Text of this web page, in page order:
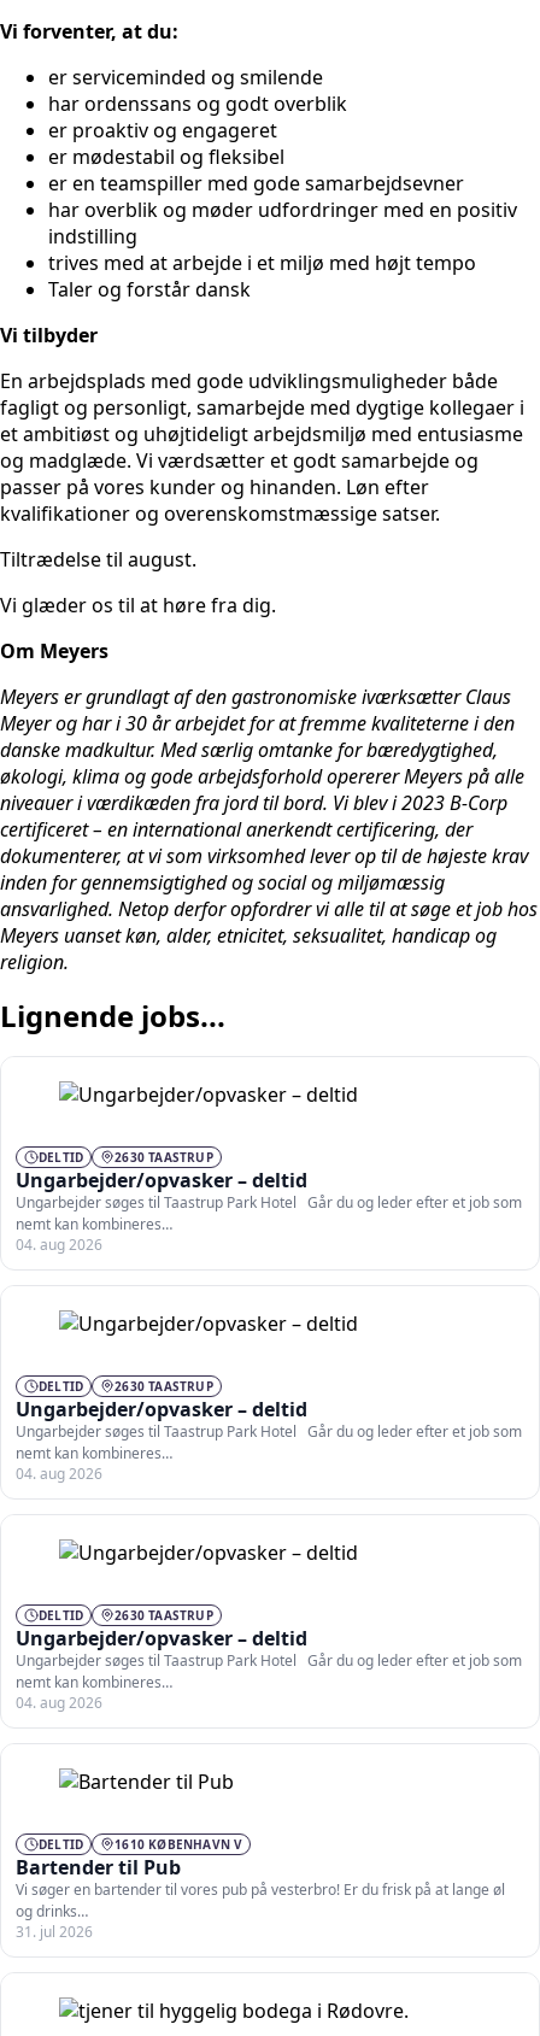
Vi forventer, at du:
er serviceminded og smilende
har ordenssans og godt overblik
er proaktiv og engageret
er mødestabil og fleksibel
er en teamspiller med gode samarbejdsevner
har overblik og møder udfordringer med en positiv
indstilling
trives med at arbejde i et miljø med højt tempo
Taler og forstår dansk
Vi tilbyder
En arbejdsplads med gode udviklingsmuligheder både
fagligt og personligt, samarbejde med dygtige kollegaer i
et ambitiøst og uhøjtideligt arbejdsmiljø med entusiasme
og madglæde. Vi værdsætter et godt samarbejde og
passer på vores kunder og hinanden. Løn efter
kvalifikationer og overenskomstmæssige satser.
Tiltrædelse til august.
Vi glæder os til at høre fra dig.
Om Meyers
Meyers er grundlagt af den gastronomiske iværksætter Claus
Meyer og har i 30 år arbejdet for at fremme kvaliteterne i den
danske madkultur. Med særlig omtanke for bæredygtighed,
økologi, klima og gode arbejdsforhold opererer Meyers på alle
niveauer i værdikæden fra jord til bord. Vi blev i 2023 B-Corp
certificeret – en international anerkendt certificering, der
dokumenterer, at vi som virksomhed lever op til de højeste krav
inden for gennemsigtighed og social og miljømæssig
ansvarlighed. Netop derfor opfordrer vi alle til at søge et job hos
Meyers uanset køn, alder, etnicitet, seksualitet, handicap og
religion.
Lignende jobs...
DELTID 2630 TAASTRUP
Ungarbejder/opvasker – deltid
Ungarbejder søges til Taastrup Park Hotel Går du og leder efter et job som
nemt kan kombineres…
04. aug 2026
DELTID 2630 TAASTRUP
Ungarbejder/opvasker – deltid
Ungarbejder søges til Taastrup Park Hotel Går du og leder efter et job som
nemt kan kombineres…
04. aug 2026
DELTID 2630 TAASTRUP
Ungarbejder/opvasker – deltid
Ungarbejder søges til Taastrup Park Hotel Går du og leder efter et job som
nemt kan kombineres…
04. aug 2026
DELTID 1610 KØBENHAVN V
Bartender til Pub
Vi søger en bartender til vores pub på vesterbro! Er du frisk på at lange øl
og drinks…
31. jul 2026